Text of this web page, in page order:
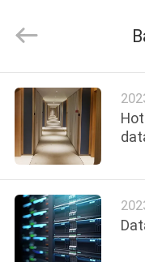
HUIS
PRODUCTEN
VIDEO'S
OVER
Ltd..